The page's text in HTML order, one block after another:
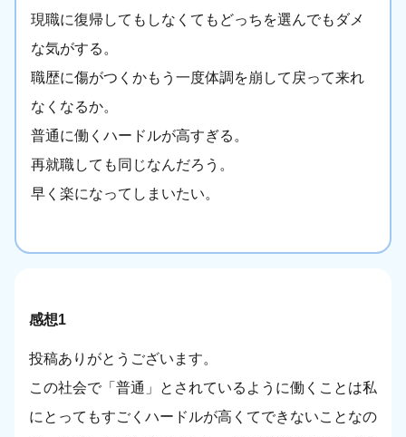
現職に復帰してもしなくてもどっちを選んでもダメ
な気がする。
職歴に傷がつくかもう一度体調を崩して戻って来れ
なくなるか。
普通に働くハードルが高すぎる。
再就職しても同じなんだろう。
早く楽になってしまいたい。
感想1
投稿ありがとうございます。
この社会で「普通」とされているように働くことは私
にとってもすごくハードルが高くてできないことなの